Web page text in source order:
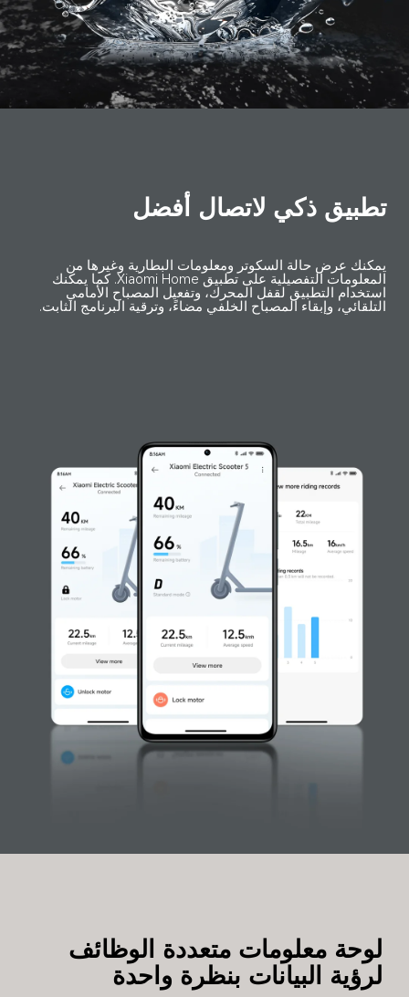
تطبيق ذكي لاتصال أفضل
يمكنك عرض حالة السكوتر ومعلومات البطارية وغيرها من
المعلومات التفصيلية على تطبيق Xiaomi Home. كما يمكنك
استخدام التطبيق لقفل المحرك، وتفعيل المصباح الأمامي
التلقائي، وإبقاء المصباح الخلفي مضاءً، وترقية البرنامج الثابت.
لوحة معلومات متعددة الوظائف
لرؤية البيانات بنظرة واحدة